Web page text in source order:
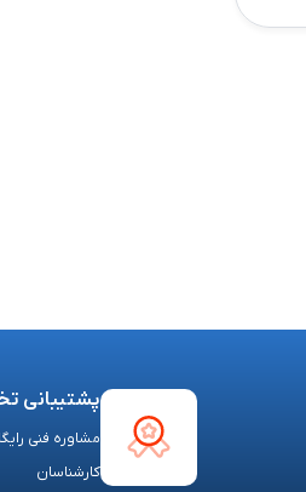
پشتیبانی
مشاوره فنی
کارشناسان